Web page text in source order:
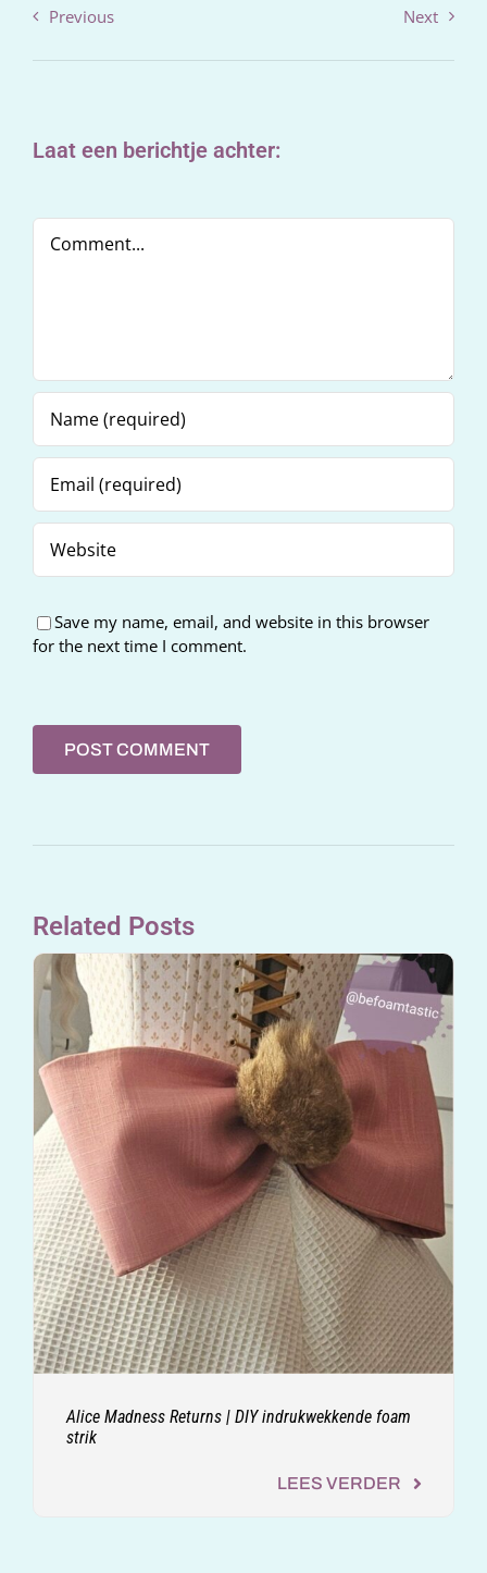
Previous Next
Laat een berichtje achter:
Comment
Save my name, email, and website in this browser
for the next time I comment.
Related Posts
Alice Madness Returns | DIY indrukwekkende foam
strik
LEES VERDER